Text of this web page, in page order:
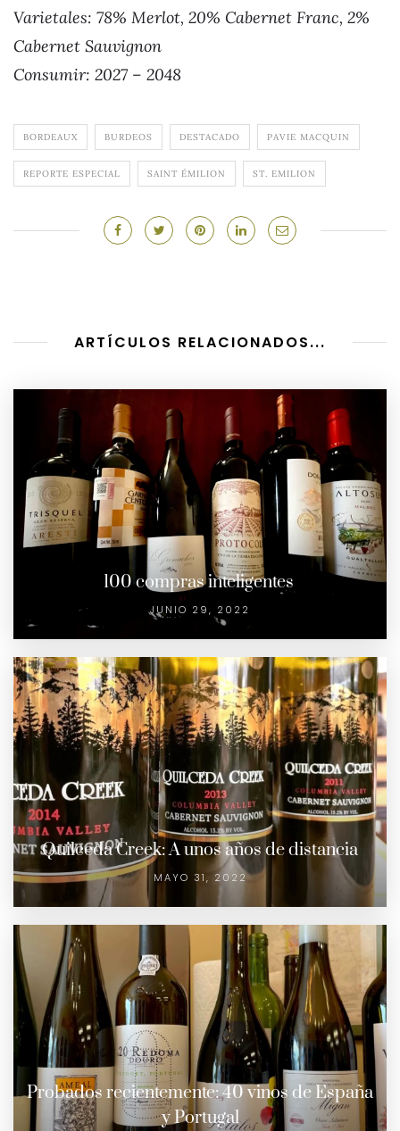
Varietales: 78% Merlot, 20% Cabernet Franc, 2%
Cabernet Sauvignon
Consumir: 2027 – 2048
BORDEAUX BURDEOS DESTACADO PAVIE MACQUIN
REPORTE ESPECIAL SAINT ÉMILION ST. EMILION
ARTÍCULOS RELACIONADOS...
100 compras inteligentes
JUNIO 29, 2022
Quilceda Creek: A unos años de distancia
MAYO 31, 2022
Probados recientemente: 40 vinos de España
y Portugal